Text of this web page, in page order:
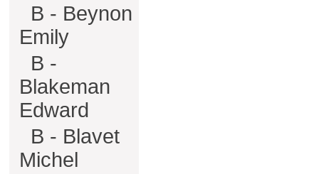
B - Beynon
Emily
B -
Blakeman
Edward
B - Blavet
Michel